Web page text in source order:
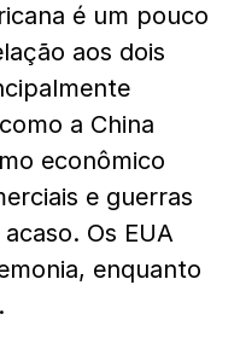
é um pouco
aos dois
a China
econômico
e guerras
Os EUA
enquanto